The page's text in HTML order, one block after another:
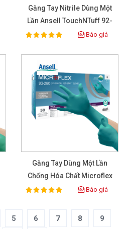
Găng Tay Nitrile Dùng Một
Lần Ansell TouchNTuff 92-
Rating:
100% Báo giá
Găng Tay Dùng Một Lần
Chống Hóa Chất Microflex
93-260
Rating:
100% Báo giá
5 6 7 8
9